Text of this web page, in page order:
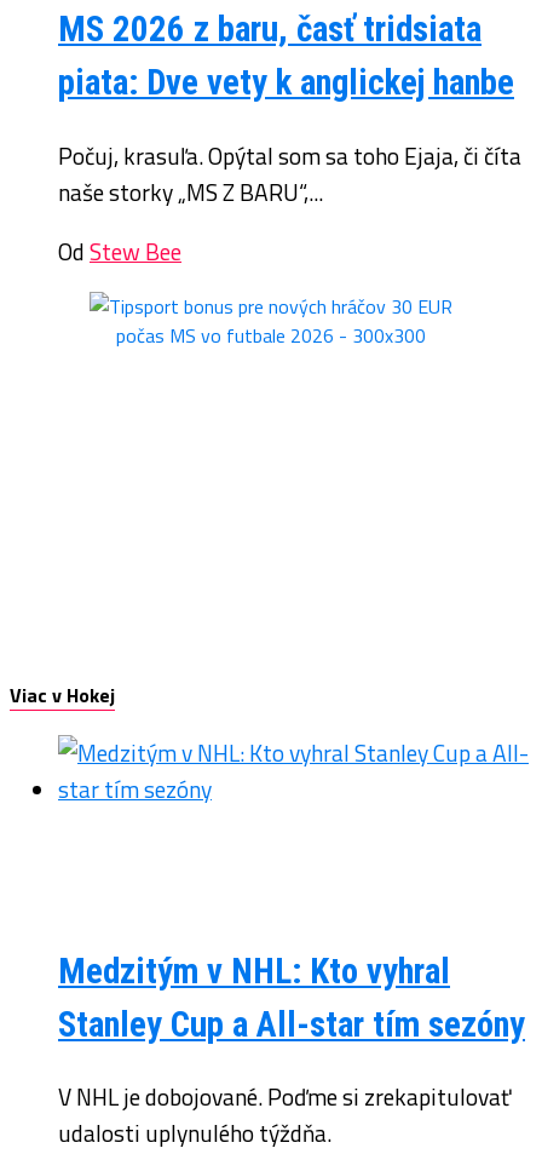
MS 2026 z baru, časť tridsiata
piata: Dve vety k anglickej hanbe
Počuj, krasuľa. Opýtal som sa toho Ejaja, či číta
naše storky „MS Z BARU“,...
OdStew Bee
Viac v Hokej
Medzitým v NHL: Kto vyhral
Stanley Cup a All-star tím sezóny
V NHL je dobojované. Poďme si zrekapitulovať
udalosti uplynulého týždňa.